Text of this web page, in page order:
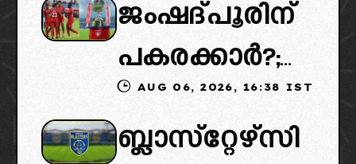
ൽ ട്വിസ്റ്റ്:
പുതിയ
ഉടമകളെത്താ
ൻ വൈകും,
ജംഷദ്പൂരിന്
പകരക്കാർ?;
ഐഎസ്എല്ലി
ൽ പുതിയ
AUG 06, 2026, 16:38 IST
ബ്ലാസ്‌റ്റേഴ്‌സി